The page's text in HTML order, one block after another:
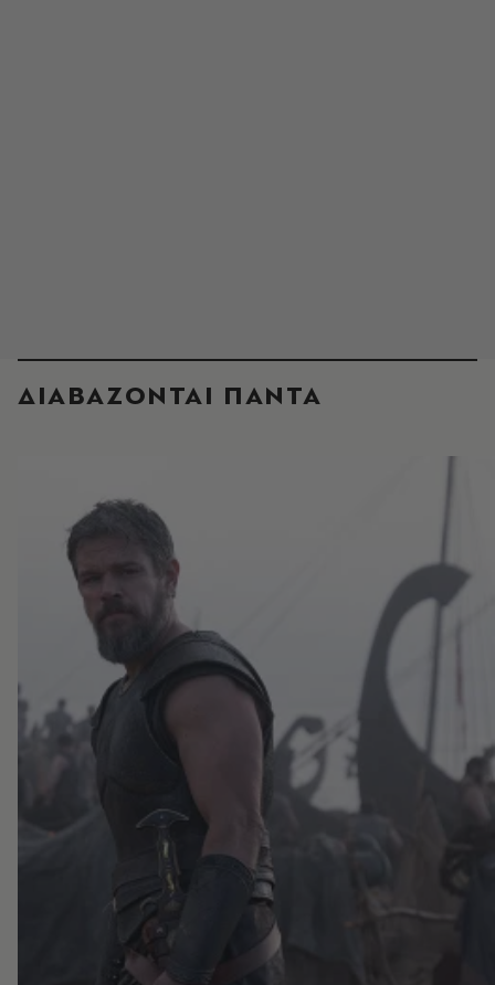
ΔΙΑΒΑΖΟΝΤΑΙ ΠΑΝΤΑ